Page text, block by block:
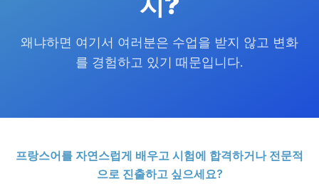
왜냐하면 여기서 여러분은 수업을 받지 않고 변화
를 경험하고 있기 때문입니다.
프랑스어를 자연스럽게 배우고 시험에 합격하거나 전문적
으로 진출하고 싶으세요?